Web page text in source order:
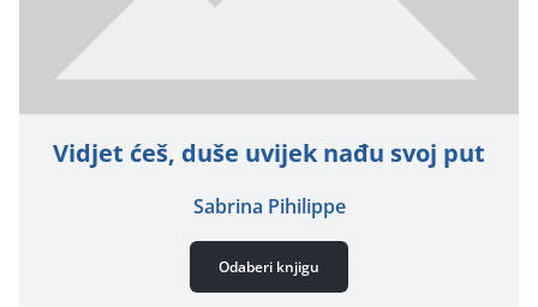
Vidjet ćeš, duše uvijek nađu svoj put
Sabrina Pihilippe
Odaberi knjigu